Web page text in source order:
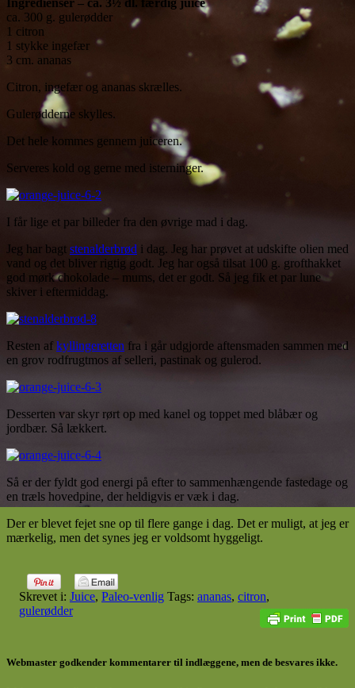
ca. 300 g. gulerødder
1 citron
1 stykke ingefær
3 cm. ananas
Citron, ingefær og ananas skrælles.
Gulerødderne skylles.
Det hele kommes gennem juiceren.
Serveres kold og gerne med isterninger.
I får lige et par billeder fra den øvrige mad i dag.
Jeg har bagt stenalderbrød i dag. Jeg har prøvet at udskifte olien med
vand og det bliver rigtig godt. Jeg har også tilsat 100 g. grofthakket
god mørk chokolade – mums, det er godt. Så jeg fik et par lune
skiver i eftermiddag.
Resten af kyllingeretten fra i går udgjorde aftensmaden sammen med
en grov rodfrugtmos af selleri, pastinak og gulerod.
Desserten var skyr rørt op med kanel og toppet med blåbær og
jordbær. Så lækkert.
Så er der fyldt god energi på efter to sammenhængende fastedage og
en træls hovedpine, der heldigvis er væk i dag.
Der er blevet fejet sne op til flere gange i dag. Det er muligt, at jeg er
mærkelig, men det synes jeg er voldsomt hyggeligt.
Skrevet i: Juice, Paleo-venlig Tags: ananas, citron,
gulerødder
Webmaster godkender kommentarer til indlæggene, men de besvares ikke.